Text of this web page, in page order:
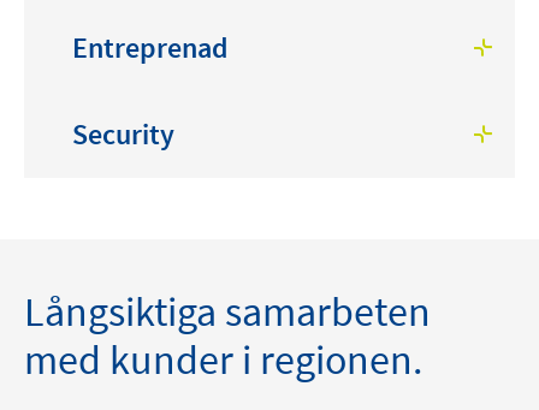
Entreprenad
Security
Långsiktiga samarbeten
med kunder i regionen.